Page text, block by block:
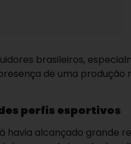
brasileiros,
de uma produção
perfis esportivos
havia alcançado grande